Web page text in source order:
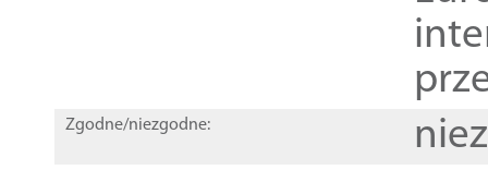
Zgodne/niezgodne: